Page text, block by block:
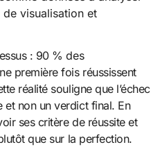
visualisation et
: 90 % des
première fois réussissent
réalité souligne que l’échec
et non un verdict final. En
ses critère de réussite et
que sur la perfection.